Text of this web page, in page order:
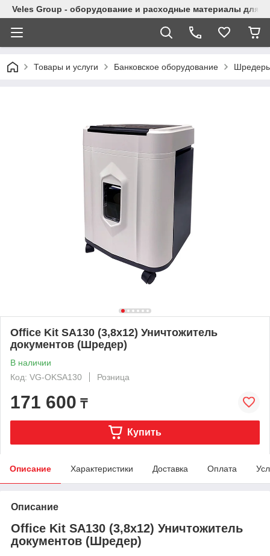
Veles Group - оборудование и расходные материалы для
Товары и услуги Банковское оборудование
Office Kit SA130 (3,8x12) Уничтожитель
документов (Шредер)
В наличии
Код: VG-OKSA130
Розница
171 600 ₸
Купить
Описание Характеристики Доставка Оплата
Описание
Office Kit SA130 (3,8x12) Уничтожитель
документов (Шредер)